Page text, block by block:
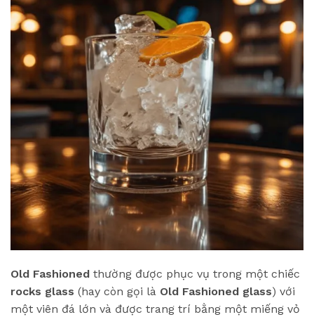
Old Fashioned thường được phục vụ trong một chiếc
rocks glass (hay còn gọi là Old Fashioned glass) với
một viên đá lớn và được trang trí bằng một miếng vỏ